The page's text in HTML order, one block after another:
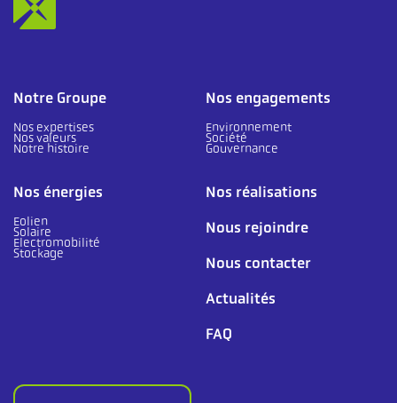
Notre Groupe
Nos expertises
Nos valeurs
Notre histoire
Nos engagements
Environnement
Société
Gouvernance
Nos énergies
Eolien
Solaire
Electromobilité
Stockage
Nos réalisations
Nous rejoindre
Nous contacter
Actualités
FAQ